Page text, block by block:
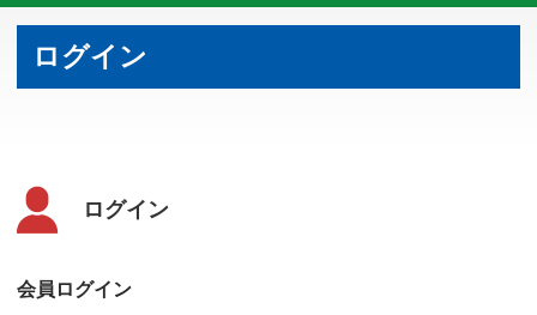
ログイン
ログイン
会員ログイン